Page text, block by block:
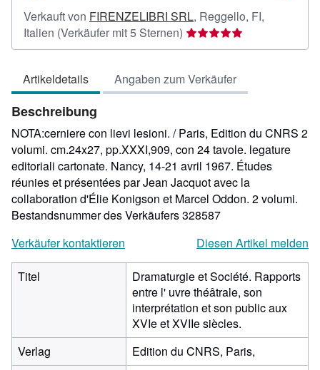
Verkauft von FIRENZELIBRI SRL, Reggello, FI,
Italien (Verkäufer mit 5 Sternen) Verkäuferbewertung
5
5
Sternen
Artikeldetails Angaben zum Verkäufer
Beschreibung
NOTA:cerniere con lievi lesioni. / Paris, Edition du CNRS 2
volumi. cm.24x27, pp.XXXI,909, con 24 tavole. legature
editoriali cartonate. Nancy, 14-21 avril 1967. Études
réunies et présentées par Jean Jacquot avec la
collaboration d'Élie Konigson et Marcel Oddon. 2 volumi.
Bestandsnummer des Verkäufers 328587
Verkäufer kontaktieren
Diesen Artikel melden
Titel
Dramaturgie et Société. Rapports
entre l' uvre théâtrale, son
interprétation et son public aux
XVIe et XVIIe siècles.
Verlag
Edition du CNRS, Paris,